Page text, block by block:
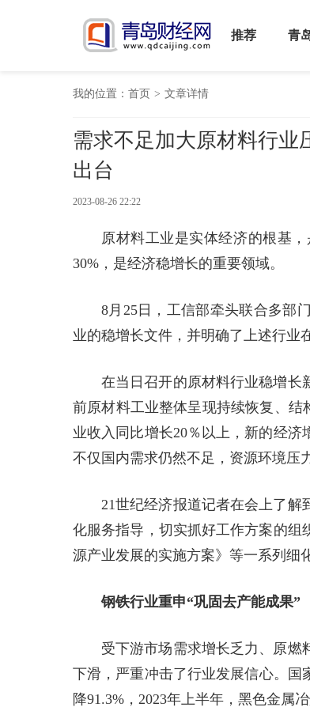
推荐 青
我的位置： 首页 > 文章详情
需求不足加大原材料行业
出台
2023-08-26 22:22
原材料工业是实体经济的根基
30%，是经济稳增长的重要领域。
8月25日，工信部牵头联合多部
业的稳增长文件，并明确了上述行业
在当日召开的原材料行业稳增长
前原材料工业整体呈现持续恢复、
业收入同比增长20％以上，新的经济
不仅国内需求仍然不足，资源环境压
21世纪经济报道记者在会上了
化服务指导，切实抓好工作方案的组
源产业发展的实施方案》等一系列细
钢铁行业重申“巩固去产能成果”
受下游市场需求增长乏力、原燃
下滑，严重冲击了行业发展信心。国
降91.3%，2023年上半年，黑色金属